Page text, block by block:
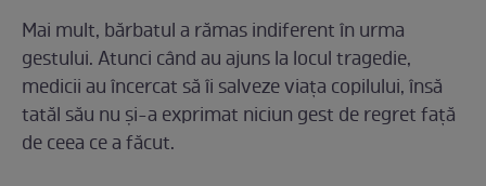
Mai mult, bărbatul a rămas indiferent în urma
gestului. Atunci când au ajuns la locul tragedie,
medicii au încercat să îi salveze viața copilului, însă
tatăl său nu și-a exprimat niciun gest de regret față
de ceea ce a făcut.